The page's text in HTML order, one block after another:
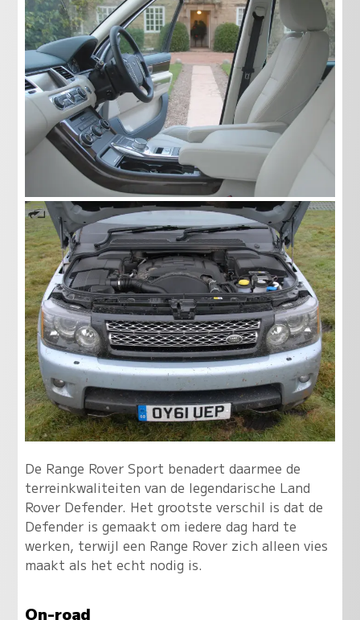
De Range Rover Sport benadert daarmee de
terreinkwaliteiten van de legendarische Land
Rover Defender. Het grootste verschil is dat de
Defender is gemaakt om iedere dag hard te
werken, terwijl een Range Rover zich alleen vies
maakt als het echt nodig is.
On-road